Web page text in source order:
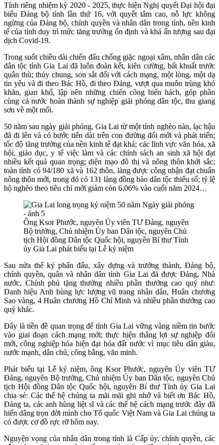
Tính riêng nhiệm kỳ 2020 - 2025, thực hiện Nghị quyết Đại hội đại
biểu Đảng bộ tỉnh lần thứ 16, với quyết tâm cao, nỗ lực không
ngừng của Đảng bộ, chính quyền và nhân dân trong tỉnh, nền kinh
tế của tỉnh duy trì mức tăng trưởng ổn định và khá ấn tượng sau đại
dịch Covid-19.
Trong suốt chiều dài chiến đấu chống giặc ngoại xâm, nhân dân các
dân tộc tỉnh Gia Lai đã luôn đoàn kết, kiên cường, bất khuất trước
quân thù; thủy chung, son sắt đối với cách mạng, một lòng, một dạ
tin yêu và đi theo Bác Hồ, đi theo Đảng, vượt qua muôn trùng khó
khăn, gian khổ, lập nên những chiến công hiển hách, góp phần
cùng cả nước hoàn thành sự nghiệp giải phóng dân tộc, thu giang
sơn về một mối.
50 năm sau ngày giải phóng, Gia Lai từ một tỉnh nghèo nàn, lạc hậu
đã đi lên và có bước tiến dài trên con đường đổi mới và phát triển;
tốc độ tăng trưởng của nền kinh tế đạt khá; các lĩnh vực văn hóa, xã
hội, giáo dục, y tế việc làm và các chính sách an sinh xã hội đạt
nhiều kết quả quan trọng; diện mạo đô thị và nông thôn khởi sắc;
toàn tỉnh có 94/180 xã và 162 thôn, làng được công nhận đạt chuẩn
nông thôn mới, trong đó có 131 làng đồng bào dân tộc thiểu số; tỷ lệ
hộ nghèo theo tiêu chí mới giảm còn 6,06% vào cuối năm 2024…
Ông Ksor Phước, nguyên Ủy viên TƯ Đảng, nguyên
Bộ trưởng, Chủ nhiệm Ủy ban Dân tộc, nguyên Chủ
tịch Hội đồng Dân tộc Quốc hội, nguyên Bí thư Tỉnh
ủy Gia Lai phát biểu tại Lễ kỷ niệm
Sau nửa thế kỷ phấn đấu, xây dựng và trưởng thành, Đảng bộ,
chính quyền, quân và nhân dân tỉnh Gia Lai đã được Đảng, Nhà
nước, Chính phủ tặng thưởng nhiều phần thưởng cao quý như:
Danh hiệu Anh hùng lực lượng vũ trang nhân dân, Huân chương
Sao vàng, 4 Huân chương Hồ Chí Minh và nhiều phần thưởng cao
quý khác.
Đây là tiền đề quan trọng để tỉnh Gia Lai vững vàng niềm tin bước
vào giai đoạn cách mạng mới; thực hiện thắng lợi sự nghiệp đổi
mới, công nghiệp hóa hiện đại hóa đất nước vì mục tiêu dân giàu,
nước mạnh, dân chủ, công bằng, văn minh.
Phát biểu tại Lễ kỷ niệm, ông Ksor Phước, nguyên Ủy viên TƯ
Đảng, nguyên Bộ trưởng, Chủ nhiệm Ủy ban Dân tộc, nguyên Chủ
tịch Hội đồng Dân tộc Quốc hội, nguyên Bí thư Tỉnh ủy Gia Lai
chia sẻ: Các thế hệ chúng ta mãi mãi ghi nhớ và biết ơn Bác Hồ,
Đảng ta, các anh hùng liệt sĩ và các thế hệ cách mạng trước đây đã
hiến dâng trọn đời mình cho Tổ quốc Việt Nam và Gia Lai chúng ta
có được cơ đồ rực rỡ hôm nay.
Nguyện vọng của nhân dân trong tỉnh là Cấp ủy, chính quyền, các